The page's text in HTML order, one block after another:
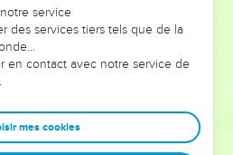
voit moins les doutes, les erreurs
ont traversés, alors même que ce
les ont façonnés.
entrepreneurs, et responsables
de sagesse afin que leurs erreurs
Que vous guidiez un ministère, une
service
des services tiers tels que de la
en contact avec notre service de
mes cookies